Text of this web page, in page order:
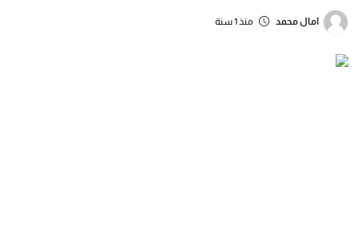
العالم
الرياضة
امال محمد منذ 1 سنة